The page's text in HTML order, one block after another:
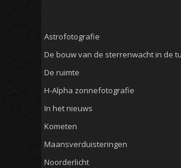
Astrofotografie
De bouw van de sterrenwacht in de
De ruimte
H-Alpha zonnefotografie
In het nieuws
Kometen
Maansverduisteringen
Noorderlicht